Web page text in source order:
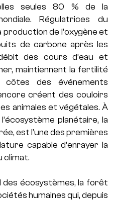
seules 80 % de la
Régulatrices du
de l’oxygène et
de carbone après les
des cours d’eau et
maintiennent la fertilité
des événements
créent des couloirs
animales et végétales. À
planétaire, la
est l’une des premières
capable d’enrayer la
climat.
des écosystèmes, la forêt
humaines qui, depuis